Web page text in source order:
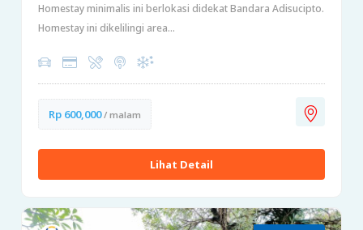
Homestay minimalis ini berlokasi didekat Bandara Adisucipto.
Homestay ini dikelilingi area...
Rp 600,000/ malam
Lihat Detail